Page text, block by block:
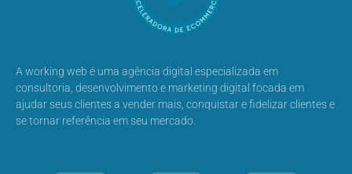
A working web é uma agência digital especializada em
consultoria, desenvolvimento e marketing digital focada em
ajudar seus clientes a vender mais, conquistar e fidelizar clientes e
se tornar referência em seu mercado.